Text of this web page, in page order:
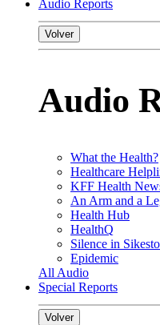
Audio Reports
Volver
Audio
What the Health?
Healthcare
KFF Health
An Arm and a
Health Hub
HealthQ
Silence in
Epidemic
All Audio
Special Reports
Volver